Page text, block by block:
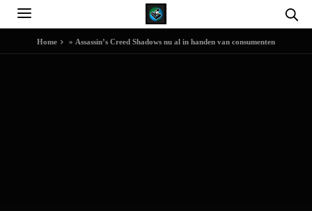
Home » Assassin’s Creed Shadows nu al in handen van consumenten